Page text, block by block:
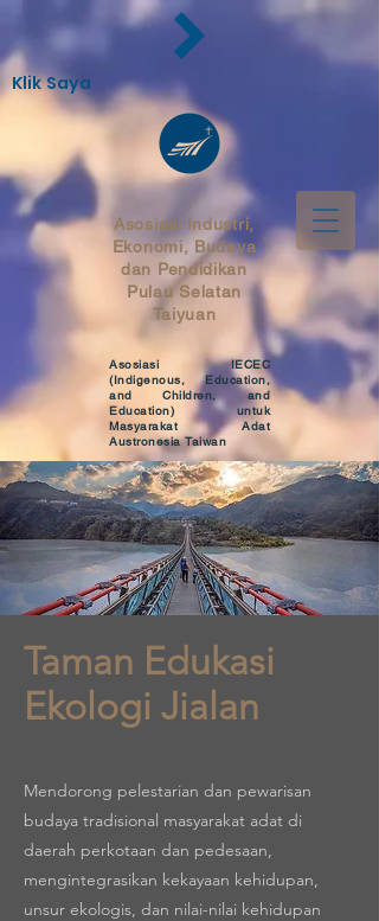
Asosiasi
Industri,
Ekonomi, Budaya
dan Pendidikan
Pulau Selatan
Taiyuan
Asosiasi IECEC
(Indigenous, Education,
and Children, and
Education) untuk
Masyarakat Adat
Austronesia Taiwan
Klik Saya
Taman Edukasi
Ekologi Jialan
Mendorong pelestarian dan pewarisan
budaya tradisional masyarakat adat di
daerah perkotaan dan pedesaan,
mengintegrasikan kekayaan kehidupan,
unsur ekologis, dan nilai-nilai kehidupan